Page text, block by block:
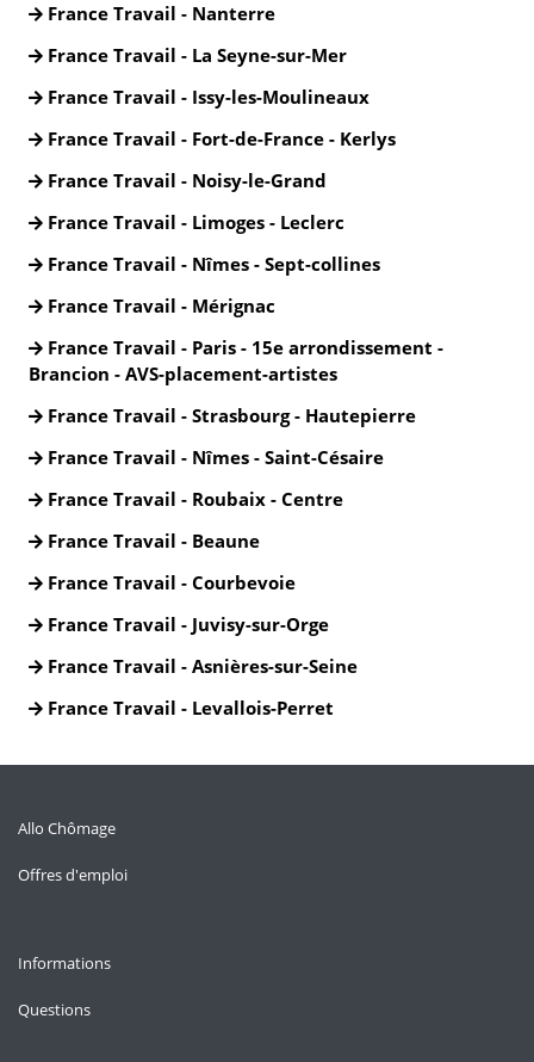
France Travail - Nanterre
France Travail - La Seyne-sur-Mer
France Travail - Issy-les-Moulineaux
France Travail - Fort-de-France - Kerlys
France Travail - Noisy-le-Grand
France Travail - Limoges - Leclerc
France Travail - Nîmes - Sept-collines
France Travail - Mérignac
France Travail - Paris - 15e arrondissement -
Brancion - AVS-placement-artistes
France Travail - Strasbourg - Hautepierre
France Travail - Nîmes - Saint-Césaire
France Travail - Roubaix - Centre
France Travail - Beaune
France Travail - Courbevoie
France Travail - Juvisy-sur-Orge
France Travail - Asnières-sur-Seine
France Travail - Levallois-Perret
Allo Chômage
Offres d'emploi
Informations
Questions